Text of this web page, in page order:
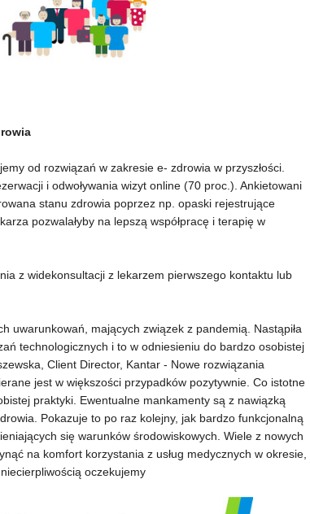
od rozwiązań w zakresie e- zdrowia w przyszłości.
i odwoływania wizyt online (70 proc.). Ankietowani
stanu zdrowia poprzez np. opaski rejestrujące
pozwalałyby na lepszą współpracę i terapię w
z widekonsultacji z lekarzem pierwszego kontaktu lub
uwarunkowań, mających związek z pandemią. Nastąpiła
technologicznych i to w odniesieniu do bardzo osobistej
Client Director, Kantar - Nowe rozwiązania
jest w większości przypadków pozytywnie. Co istotne
praktyki. Ewentualne mankamenty są z nawiązką
Pokazuje to po raz kolejny, jak bardzo funkcjonalną
się warunków środowiskowych. Wiele z nowych
na komfort korzystania z usług medycznych w okresie,
oczekujemy